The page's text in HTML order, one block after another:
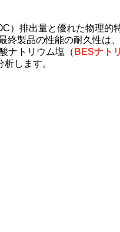
）排出量と優れた物理的
終製品の性能の耐久性は
ナトリウム塩（ BESナト
します。